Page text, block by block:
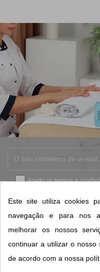
Aceito ostermos e
CONTACTOS SORISA
Este site utiliza cookies
navegação e para nos
melhorar os nossos
continuar a utilizar o
de acordo com a nossa